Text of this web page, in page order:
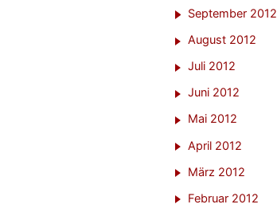
September 2012
August 2012
Juli 2012
Juni 2012
Mai 2012
April 2012
März 2012
Februar 2012